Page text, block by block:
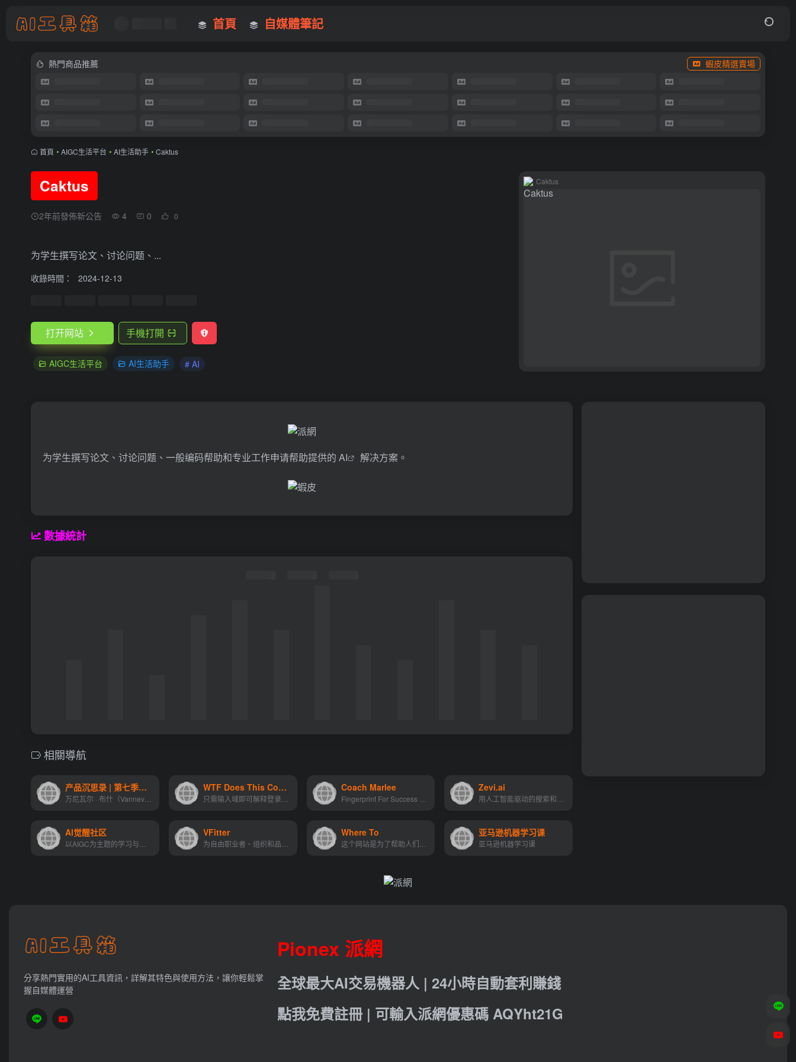
首頁 自媒體筆記
熱門商品推薦 蝦皮精選賣場
首頁 • AIGC生活平台 • AI生活助手 • Caktus
Caktus
2年前發佈新公告 4 0 0
为学生撰写论文、讨论问题、...
收錄時間： 2024-12-13
打开网站 手機打開
AIGC生活平台 AI生活助手 # AI
Caktus
为学生撰写论文、讨论问题、一般编码帮助和专业工作申请帮助提供的 AI 解决方案。
數據統計
相關導航
产品沉思录 | 第七季（连载中） WTF Does This Company Do? Coach Marlee Zevi.ai
AI觉醒社区 VFitter Where To 亚马逊机器学习课
亚马逊机器学习课
分享熱門實用的AI工具資訊，詳解其特色與使用方法，讓你輕鬆掌
握自媒體運營
Pionex 派網
全球最大AI交易機器人 | 24小時自動套利賺錢
點我免費註冊 | 可輸入派網優惠碼 AQYht21G